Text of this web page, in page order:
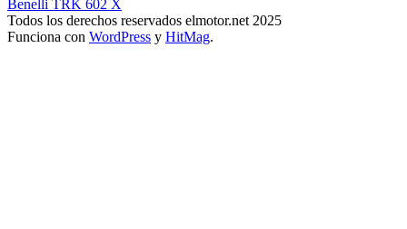
Benelli TRK 602 X
Todos los derechos reservados elmotor.net 2025
Funciona con WordPress y HitMag.